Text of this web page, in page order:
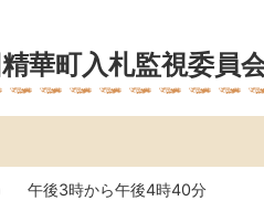
華町入札監視委員
午後3時から午後4時40分